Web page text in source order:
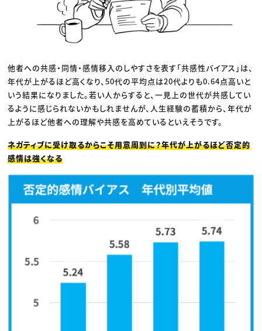
他者への共感・同情・感情移入のしやすさを表す「共感性バイアス」は、
年代が上がるほど高くなり、50代の平均点は20代よりも0.64点高いと
いう結果になりました。若い人からすると、一見上の世代が共感してい
るように感じられないかもしれませんが、人生経験の蓄積から、年代が
上がるほど他者への理解や共感を高めているといえそうです。
ネガティブに受け取るからこそ用意周到に？年代が上がるほど否定的
感情は強くなる